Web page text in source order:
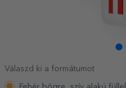
Válaszd ki a formátumot